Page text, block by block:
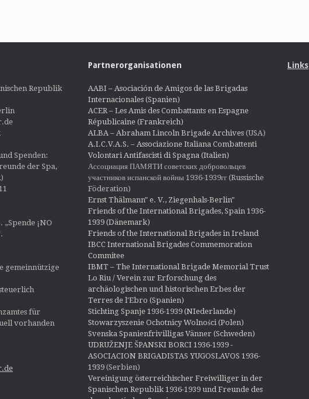
Republik
Spenden:
der Spa,
¡NO
gemeinnützige
für
vorhanden
Partnerorganisationen
AABI – Asociación de Amigos de las Brigadas
Internacionales (Spanien)
ACER – Les Amis des Combattants en Espagne
Républicaine (Frankreich)
ALBA – Abraham Lincoln Brigade Archives(USA)
A.I.C.V.A.S. – Associazione Italiana Combattenti
Volontari Antifascisti di Spagna (Italien)
Ассоциация ПАМЯТИ советских добровольцев
участников испанской войны 1936-1939гг (Russische
Föderation)
Ernst Thälmann" e. V., Ziegenhals-Berlin"
Friends of the International Brigades, Spain 1936-
1939 (Dänemark)
Friends of the International Brigades in Ireland
IBCC International Brigades Commemoration
Commitee
IBMT – The International Brigade Memorial Trust
Lo Riu / Verein zur Erforschung des
archäologischen und historischen Erbes der
Terres de l'Ebro (Spanien)
Stichting Spanje 1936-1939 (NIederlande)
Stowarzyszenie Ochotnicy Wolności (Polen)
Svenska Spanienfrivilligas Vänner (Schweden)
UDRUŽENJE ŠPANSKI BORCI 1936-1939 -
ASOCIACION BRIGADISTAS YUGOSLAVOS 1936-
1939(Serbien)
Vereinigung österreichischer Freiwilliger in der
Spanischen Republik 1936-1939 und Freunde des
Links